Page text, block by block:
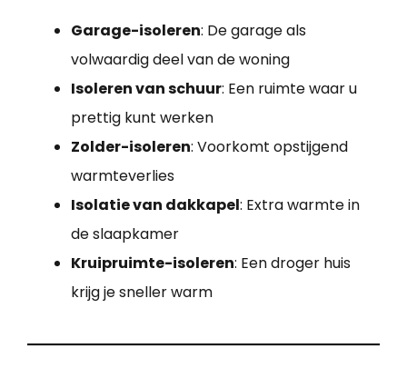
Garage-isoleren: De garage als
volwaardig deel van de woning
Isoleren van schuur: Een ruimte waar u
prettig kunt werken
Zolder-isoleren: Voorkomt opstijgend
warmteverlies
Isolatie van dakkapel: Extra warmte in
de slaapkamer
Kruipruimte-isoleren: Een droger huis
krijg je sneller warm